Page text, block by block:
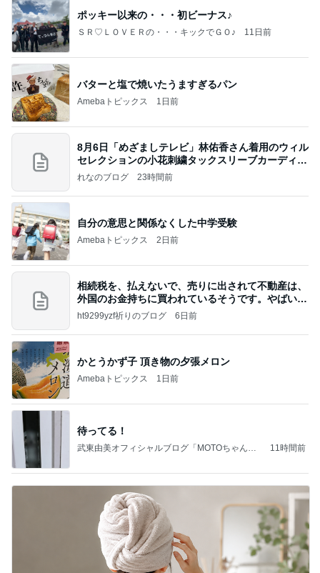
ポッキー以来の・・・初ビーナス♪
ＳＲ♡ＬＯＶＥＲの・・・キックでＧＯ♪ 11日前
バターと塩で焼いたうますぎるパン
Amebaトピックス 1日前
8月6日「めざましテレビ」林佑香さん着用のウィル
セレクションの小花刺繍タックスリーブカーディガ
ン
れなのブログ 23時間前
自分の意思と関係なくした中学受験
Amebaトピックス 2日前
相続税を、払えないで、売りに出されて不動産は、
外国のお金持ちに買われているそうです。やばいで
すよ
ht9299yzf祈りのブログ 6日前
かとうかず子 頂き物の夕張メロン
Amebaトピックス 1日前
待ってる！
武東由美オフィシャルブログ「MOTOちゃんと
11時間前